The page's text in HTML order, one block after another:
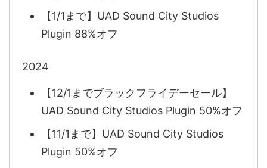
【1/1まで】UAD Sound City Studios
Plugin 88%オフ
2024
【12/1までブラックフライデーセール】
UAD Sound City Studios Plugin 50%オフ
【11/1まで】UAD Sound City Studios
Plugin 50%オフ